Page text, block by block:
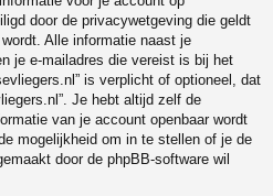
door de privacywetgeving die geldt
Alle informatie naast je
je e-mailadres die vereist is bij het
is verplicht of optioneel, dat
Je hebt altijd zelf de
van je account openbaar wordt
mogelijkheid om in te stellen of je de
door de phpBB-software wil